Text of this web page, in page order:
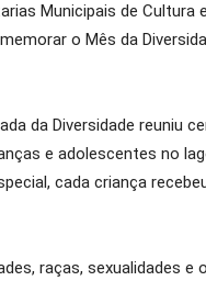
Municipais de Cultura
o Mês da
da Diversidade reuniu
e adolescentes no
cada criança
raças, sexualidades e